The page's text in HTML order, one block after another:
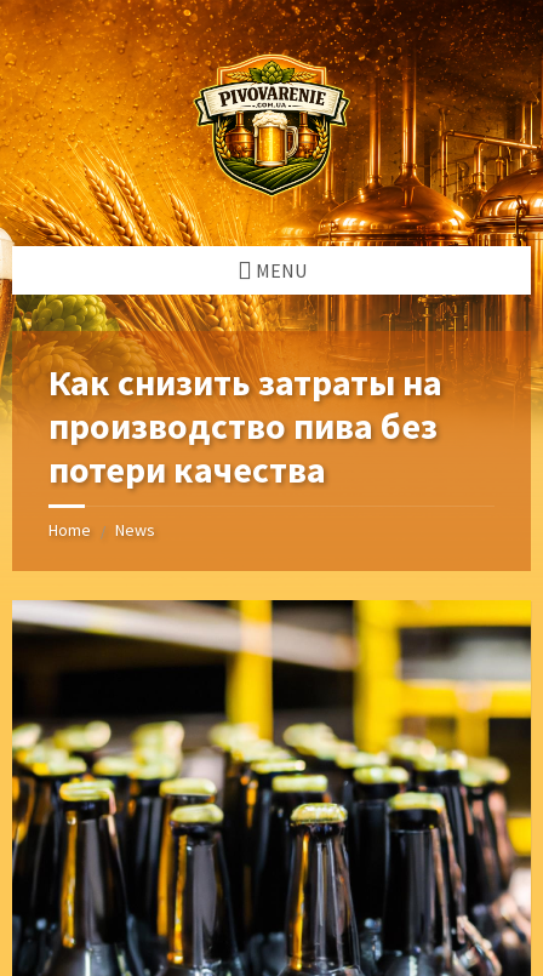
Skip
to
content
Skip
to
left
sidebar
Skip
to
right
sidebar
Skip
to
footer
MENU
Как снизить затраты на
производство пива без
потери качества
Home / News